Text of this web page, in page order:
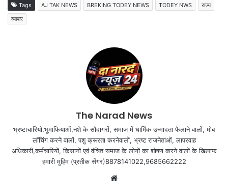
Tags AJ TAK NEWS BREKING TODEY NEWS TODEY NWS
राज्य
व्यापार
The Narad News
भ्रष्टाचारियो,भूमाफियाओं,नशे के सौदागरों, समाज में धार्मिक उन्मादता फैलाने वालों, मोब
लॉचिंग करने वालों, पशु क्रूरता करनेवालों, भ्रष्ट राजनेताओं, लापरवाह
अधिकारी,कर्मचारियों, किसानों एवं वंचित समाज के लोगों का शोषण करने वालों के खिलाफ
हमारी मुहिम (प्रतीक सेंगर)8878141022,9685662222
Website